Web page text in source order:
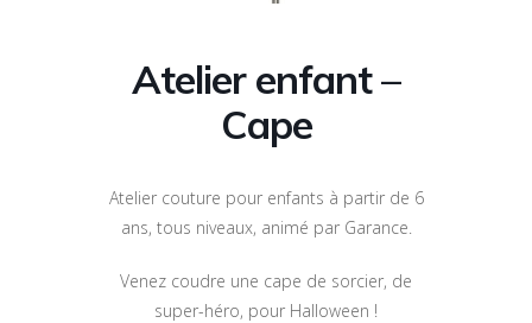
Atelier enfant –
Cape
Atelier couture pour enfants à partir de 6
ans, tous niveaux, animé par Garance.
Venez coudre une cape de sorcier, de
super-héro, pour Halloween !